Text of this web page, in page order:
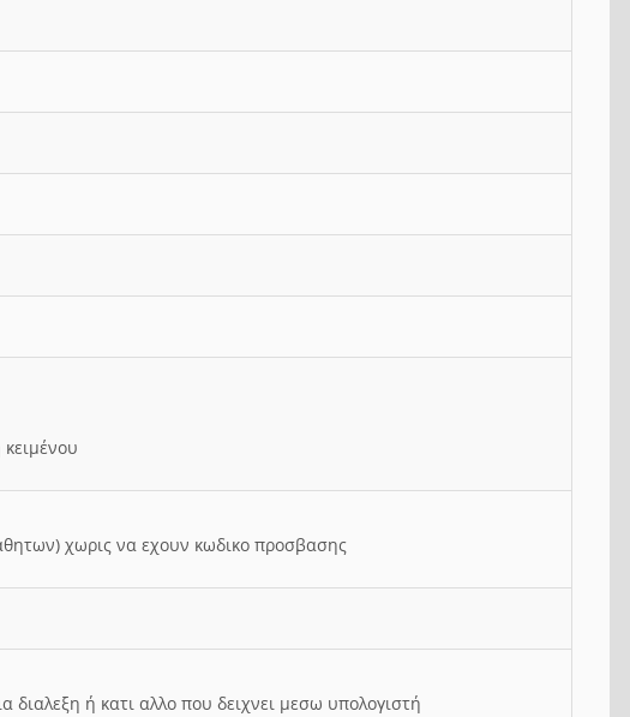
χωρις να εχουν κωδικο προσβασης
διαλεξη ή κατι αλλο που δειχνει μεσω υπολογιστή